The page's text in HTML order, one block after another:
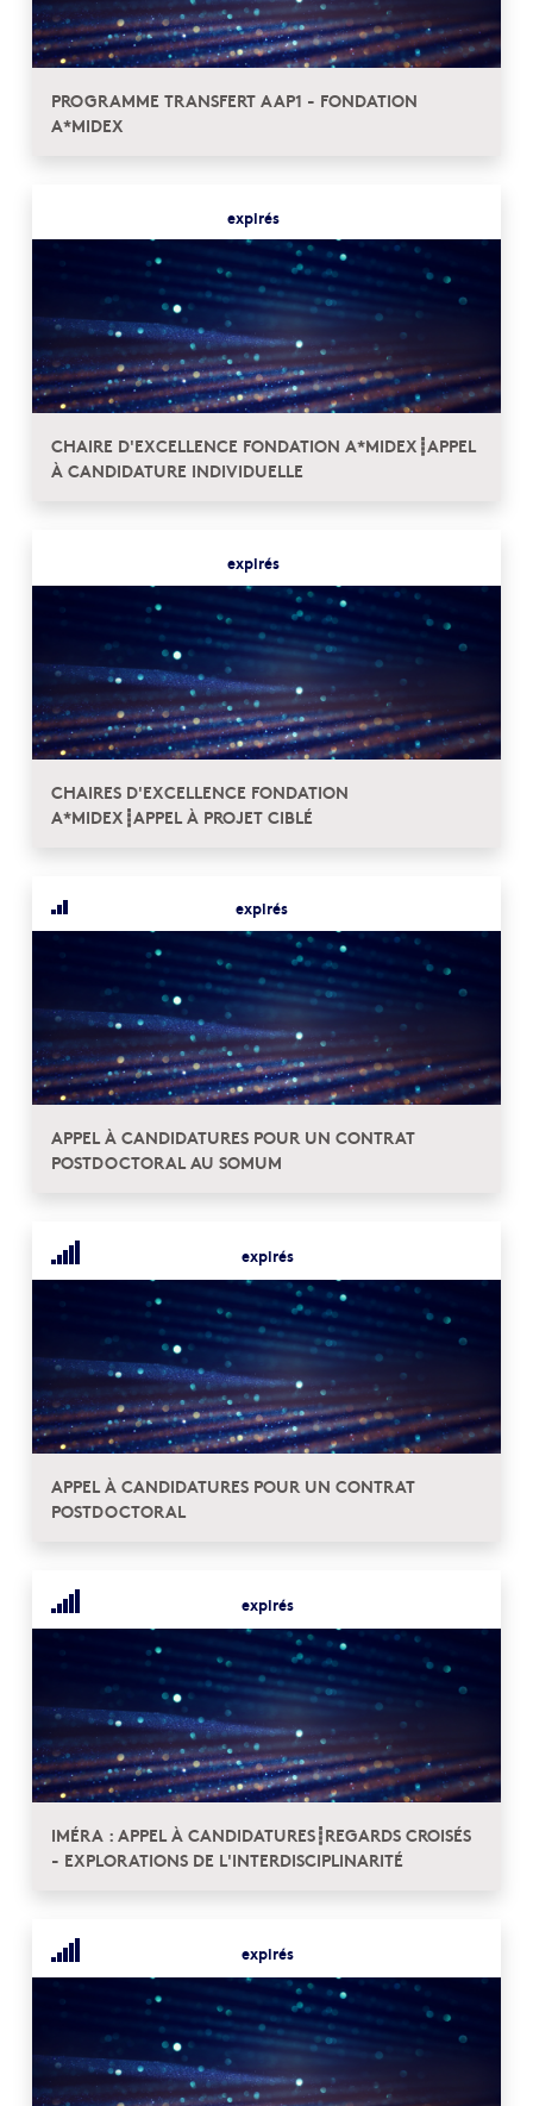
PROGRAMME TRANSFERT AAP1 - FONDATION
A*MIDEX
expirés
CHAIRE D'EXCELLENCE FONDATION A*MIDEX┋APPEL
À CANDIDATURE INDIVIDUELLE
expirés
CHAIRES D'EXCELLENCE FONDATION
A*MIDEX┋APPEL À PROJET CIBLÉ
expirés
APPEL À CANDIDATURES POUR UN CONTRAT
POSTDOCTORAL AU SOMUM
expirés
APPEL À CANDIDATURES POUR UN CONTRAT
POSTDOCTORAL
expirés
IMÉRA : APPEL À CANDIDATURES┋REGARDS CROISÉS
- EXPLORATIONS DE L'INTERDISCIPLINARITÉ
expirés